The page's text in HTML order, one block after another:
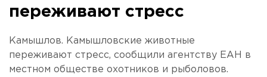
переживают стресс
Камышлов. Камышловские животные
переживают стресс, сообщили агентству ЕАН в
местном обществе охотников и рыболовов.